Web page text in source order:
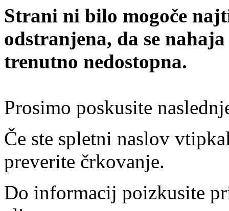
Strani ni bilo mogoče
odstranjena, da se
trenutno nedostopna.
Prosimo poskusite
Če ste spletni naslov
preverite črkovanje.
Do informacij poizkusite